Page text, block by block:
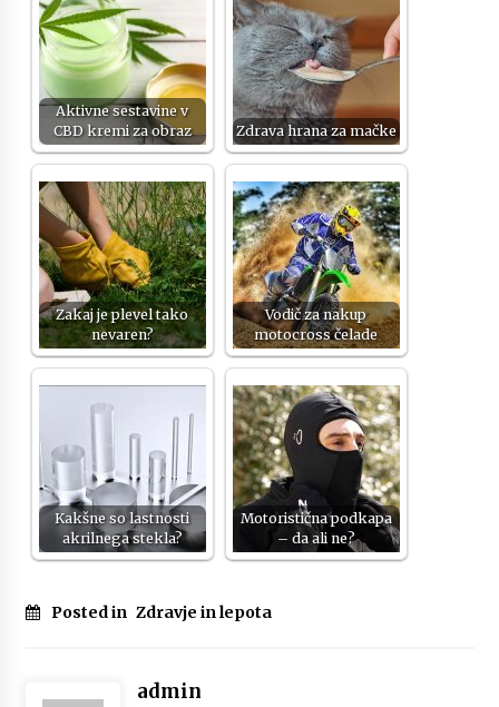
Aktivne sestavine v
CBD kremi za obraz
Zdrava hrana za mačke
Zakaj je plevel tako
nevaren?
Vodič za nakup
motocross čelade
Kakšne so lastnosti
akrilnega stekla?
Motoristična podkapa
– da ali ne?
Posted in Zdravje in lepota
admin